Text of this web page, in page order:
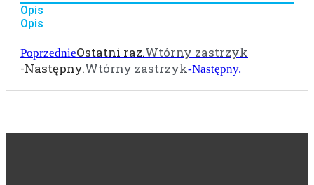
Opis
Opis
PoprzednieOstatni raz.Wtórny zastrzyk
-Następny.Wtórny zastrzyk-Następny.